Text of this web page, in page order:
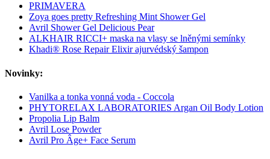
PRIMAVERA
Zoya goes pretty Refreshing Mint Shower Gel
Avril Shower Gel Delicious Pear
ALKHAIR RICCI+ maska na vlasy se lněnými semínky
Khadi® Rose Repair Elixir ajurvédský šampon
Novinky:
Vanilka a tonka vonná voda - Coccola
PHYTORELAX LABORATORIES Argan Oil Body Lotion
Propolia Lip Balm
Avril Lose Powder
Avril Pro Âge+ Face Serum